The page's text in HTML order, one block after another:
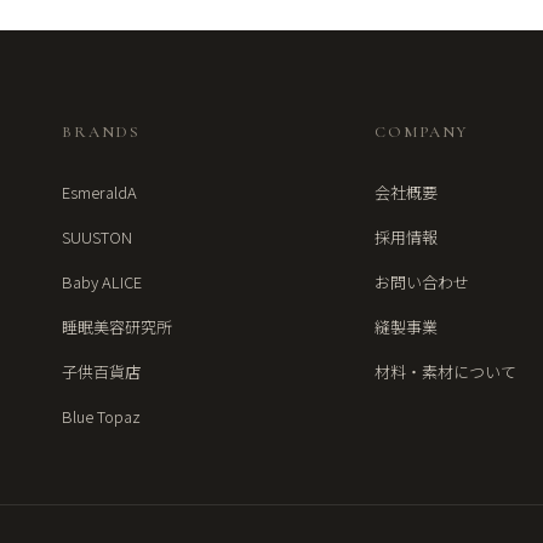
BRANDS
EsmeraldA
SUUSTON
Baby ALICE
睡眠美容研究所
子供百貨店
Blue Topaz
COMPANY
会社概要
採用情報
お問い合わせ
縫製事業
材料・素材について